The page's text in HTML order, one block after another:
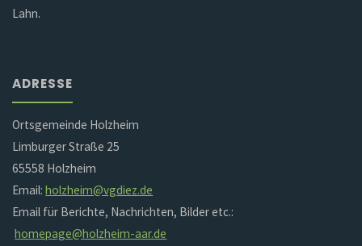
Lahn.
ADRESSE
Ortsgemeinde Holzheim
Limburger Straße 25
65558 Holzheim
Email:holzheim@vgdiez.de
Email für Berichte, Nachrichten, Bilder etc.:
homepage@holzheim-aar.de